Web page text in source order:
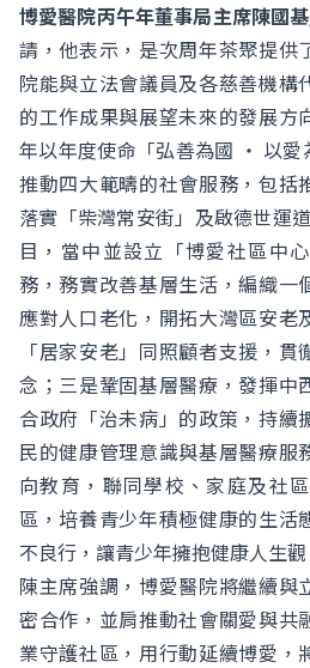
博愛醫院丙午年董事局主席陳國
請，他表示，是次周年茶聚提供
院能與立法會議員及各慈善機構
的工作成果與展望未來的發展方
年以年度使命「弘善為國 ‧ 以愛
推動四大範疇的社會服務，包括
落實「柴灣常安街」及啟德世運
目，當中並設立「博愛社區中
務，務實改善基層生活，編織一
應對人口老化，開拓大灣區安老
「居家安老」同照顧者支援，
念；三是鞏固基層醫療，發揮中
合政府「治未病」的政策，持續
民的健康管理意識與基層醫療服
向教育，聯同學校、家庭及社
區，培養青少年積極健康的生活
不良行，讓青少年擁抱健康人生觀
陳主席強調，博愛醫院將繼續與
密合作，並肩推動社會關愛與共
業守護社區，用行動延續博愛，